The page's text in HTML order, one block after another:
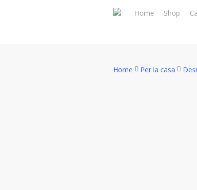
Home Shop
Home Per la casa